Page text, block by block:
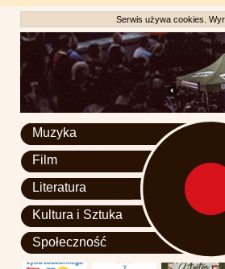
Serwis używa cookies.
Muzyka
Film
Literatura
Kultura i Sztuka
Społeczność